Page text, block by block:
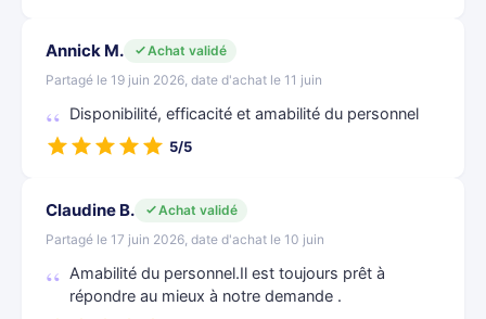
Annick M.
Achat validé
Partagé le 19 juin 2026, date d'achat le 11 juin
Disponibilité, efficacité et amabilité du personnel
5/5
Claudine B.
Achat validé
Partagé le 17 juin 2026, date d'achat le 10 juin
Amabilité du personnel.Il est toujours prêt à
répondre au mieux à notre demande .